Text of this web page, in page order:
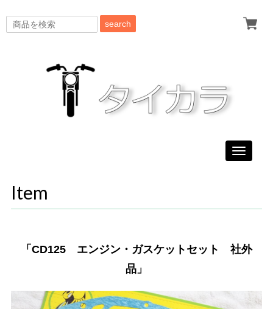
search
Toggle
Item
「CD125 エンジン・ガスケットセット 社外
品」